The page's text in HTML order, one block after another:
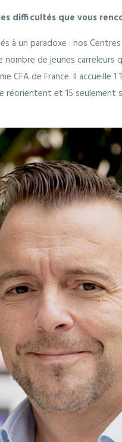
difficultés que vous
à un paradoxe : nos
nombre de jeunes
CFA de France. Il accueille
réorientent et 15